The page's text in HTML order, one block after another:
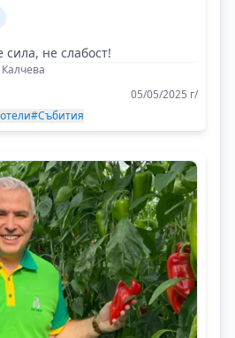
не слабост!
05/05/2025 г/
#Събития